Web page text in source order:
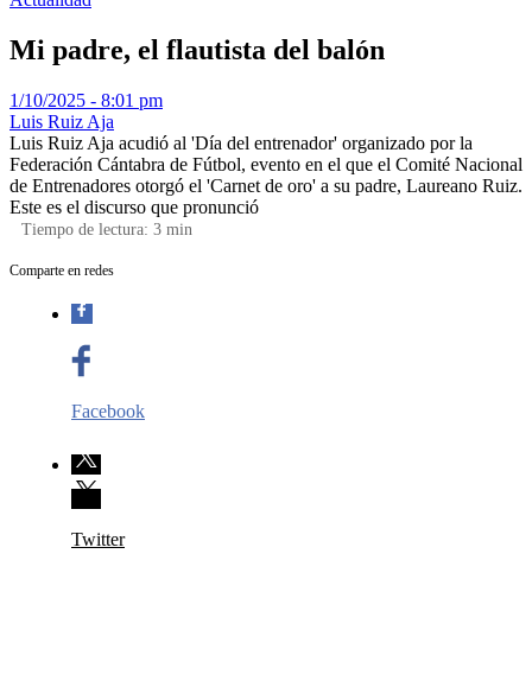
Mi padre, el flautista del balón
1/10/2025 - 8:01 pm
Luis Ruiz Aja
Luis Ruiz Aja acudió al 'Día del entrenador' organizado por la
Federación Cántabra de Fútbol, evento en el que el Comité Nacional
de Entrenadores otorgó el 'Carnet de oro' a su padre, Laureano Ruiz.
Este es el discurso que pronunció
Tiempo de lectura: 3 min
Comparte en redes
Facebook
Twitter